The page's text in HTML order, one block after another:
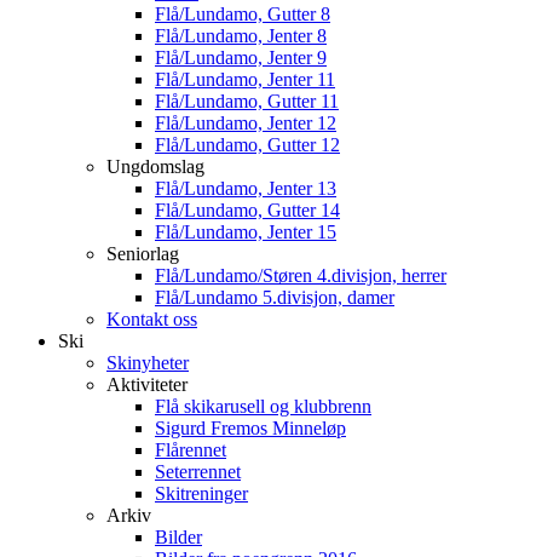
Flå/Lundamo, Gutter 8
Flå/Lundamo, Jenter 8
Flå/Lundamo, Jenter 9
Flå/Lundamo, Jenter 11
Flå/Lundamo, Gutter 11
Flå/Lundamo, Jenter 12
Flå/Lundamo, Gutter 12
Ungdomslag
Flå/Lundamo, Jenter 13
Flå/Lundamo, Gutter 14
Flå/Lundamo, Jenter 15
Seniorlag
Flå/Lundamo/Støren 4.divisjon, herrer
Flå/Lundamo 5.divisjon, damer
Kontakt oss
Ski
Skinyheter
Aktiviteter
Flå skikarusell og klubbrenn
Sigurd Fremos Minneløp
Flårennet
Seterrennet
Skitreninger
Arkiv
Bilder